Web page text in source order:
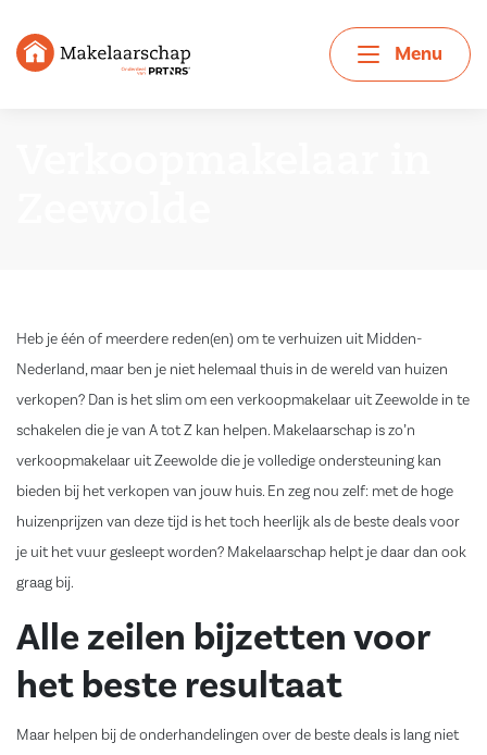
Menu
Heb je één of meerdere reden(en) om te verhuizen uit Midden-
Nederland, maar ben je niet helemaal thuis in de wereld van huizen
verkopen? Dan is het slim om een verkoopmakelaar uit Zeewolde in te
schakelen die je van A tot Z kan helpen. Makelaarschap is zo’n
verkoopmakelaar uit Zeewolde die je volledige ondersteuning kan
bieden bij het verkopen van jouw huis. En zeg nou zelf: met de hoge
huizenprijzen van deze tijd is het toch heerlijk als de beste deals voor
je uit het vuur gesleept worden? Makelaarschap helpt je daar dan ook
graag bij.
Alle zeilen bijzetten voor
het beste resultaat
Maar helpen bij de onderhandelingen over de beste deals is lang niet